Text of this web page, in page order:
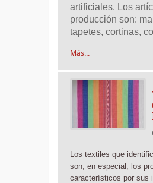
artificiales. Los
producción son:
tapetes, cortinas,
Más...
Los textiles que
son, en especial, los
característicos por sus